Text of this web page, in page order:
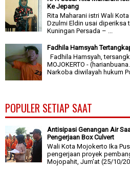
Ke Jepang
Rita Maharani istri Wali
Dzulmi Eldin usai diperiksa
Kuningan Persada – ...
Fadhila Hamsyah
Fadhila Hamsyah,
MOJOKERTO -
Narkoba diwilayah hukum
POPULER SETIAP SAAT
Antisipasi Genangan Air
Pengerjaan Box Culvert
Wali Kota Mojokerto Ika
pengerjaan proyek
Mojopahit, Jum'at (25/10/